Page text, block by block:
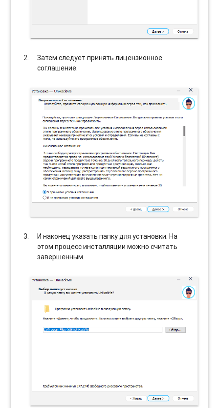
Затем следует принять лицензионное
соглашение.
И наконец указать папку для установки. На
этом процесс инсталляции можно считать
завершенным.